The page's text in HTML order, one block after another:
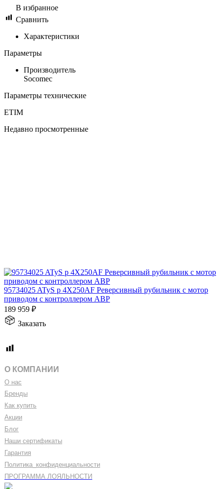
В избранное
Сравнить
Характеристики
Параметры
Производитель
Socomec
Параметры технические
ETIM
Недавно просмотренные
95734025 ATyS p 4X250AF Реверсивный рубильник с мотор
приводом с контроллером АВР
189 959 ₽
Заказать
О КОМПАНИИ
О нас
Бренды
Как купить
Акции
Блог
Наши сертификаты
Гарантия
Политика конфиденциальности
ПРОГРАММА ЛОЯЛЬНОСТИ